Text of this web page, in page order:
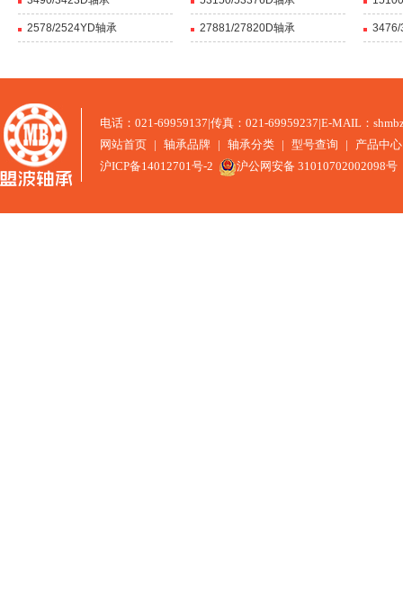
2578/2524YD轴承 27881/27820D轴承 3476/
电话：021-69959137|传真：021-69959237|E-MAIL：
网站首页 | 轴承品牌 | 轴承分类 | 型号查询 |
产品中心
沪ICP备14012701号-2
沪公网安备 31010702002098号